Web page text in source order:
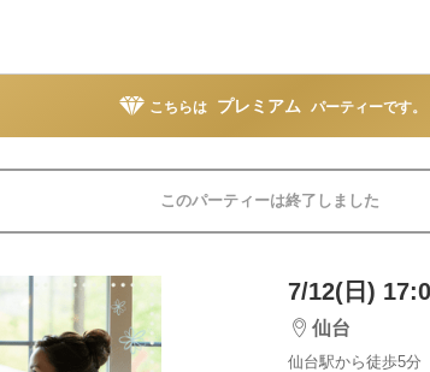
こちらは プレミアム パーティーです。
このパーティーは終了しました
7/12(日)
仙台
仙台駅から徒歩5分